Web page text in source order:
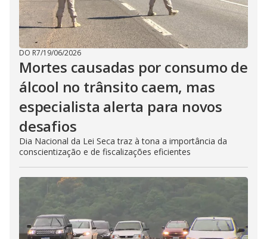
DO R7/19/06/2026
Mortes causadas por consumo de
álcool no trânsito caem, mas
especialista alerta para novos
desafios
Dia Nacional da Lei Seca traz à tona a importância da
conscientização e de fiscalizações eficientes